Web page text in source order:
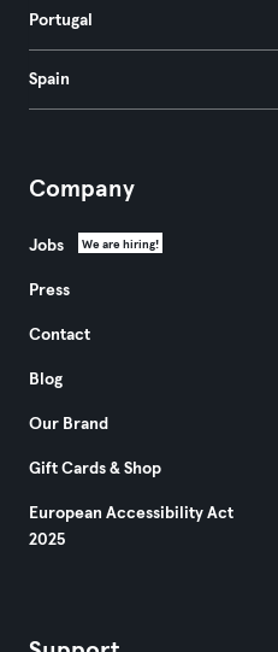
Portugal
Spain
Company
Jobs We are hiring!
Press
Contact
Blog
Our Brand
Gift Cards & Shop
European Accessibility Act
2025